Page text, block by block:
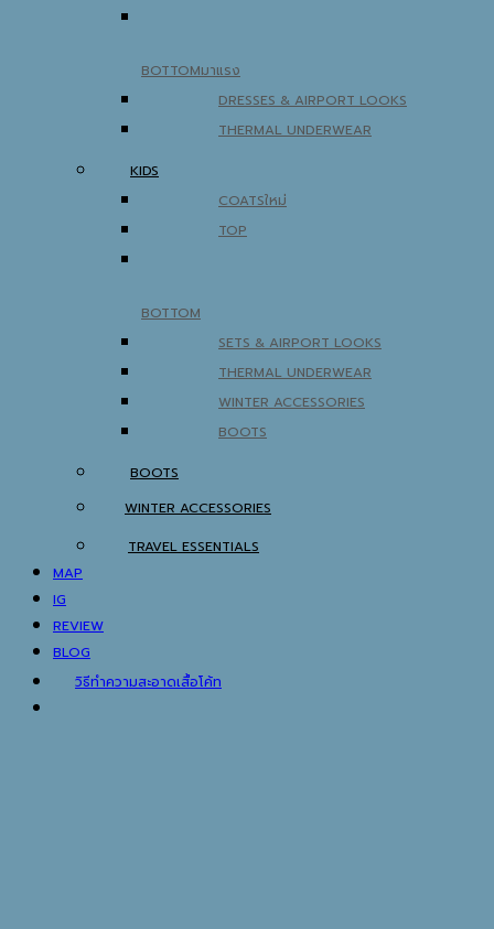
BOTTOM
DRESSES & AIRPORT LOOKS
THERMAL UNDERWEAR
KIDS
COATS
TOP
BOTTOM
SETS & AIRPORT LOOKS
THERMAL UNDERWEAR
WINTER ACCESSORIES
BOOTS
BOOTS
WINTER ACCESSORIES
TRAVEL ESSENTIALS
MAP
IG
REVIEW
BLOG
วิธีทำความสะอาดเสื้อโค้ท